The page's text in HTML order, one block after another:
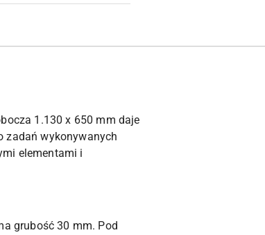
1.130 x 650 mm daje
zadań wykonywanych
elementami i
grubość 30 mm. Pod